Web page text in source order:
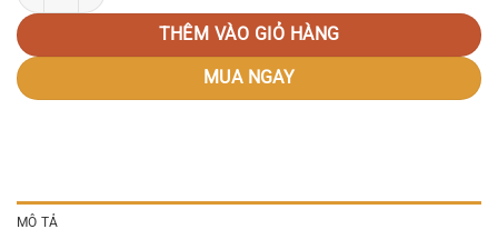
THÊM VÀO GIỎ HÀNG
MUA NGAY
MÔ TẢ